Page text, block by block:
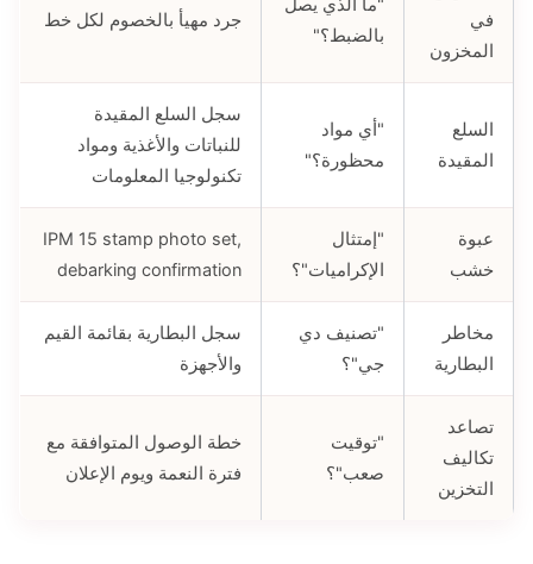
في
المخزون
"ما الذي يصل
بالضبط؟"
جرد مهيأ بالخصوم لكل خط
السلع
المقيدة
"أي مواد
محظورة؟"
سجل السلع المقيدة
للنباتات والأغذية ومواد
تكنولوجيا المعلومات
عبوة
خشب
"إمتثال
الإكراميات"؟
IPM 15 stamp photo set,
debarking confirmation
مخاطر
البطارية
"تصنيف دي
جي"؟
سجل البطارية بقائمة القيم
والأجهزة
تصاعد
تكاليف
التخزين
"توقيت
صعب"؟
خطة الوصول المتوافقة مع
فترة النعمة ويوم الإعلان